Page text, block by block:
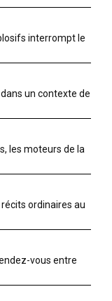
interrompt le
un contexte de
les moteurs de la
ordinaires au
vous entre